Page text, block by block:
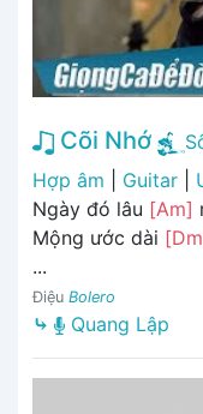
Cõi Nhớ
Hợp âm
Guitar
Ngày đó lâu [Am]
Mộng ước dài
...
Điệu Bolero
⤷ Quang Lập